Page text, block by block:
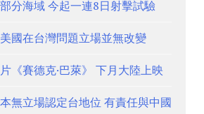
分海域 今起一連8日射擊試驗
國在台灣問題立場並無改變
《賽德克·巴萊》 下月大陸上映
無立場認定台地位 有責任與中國